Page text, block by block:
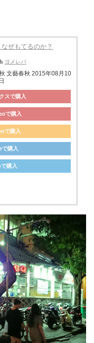
ぜもてるのか？
ヨメレバ
文藝春秋 2015年08月10
日
スで購入
で購入
で購入
購入
購入